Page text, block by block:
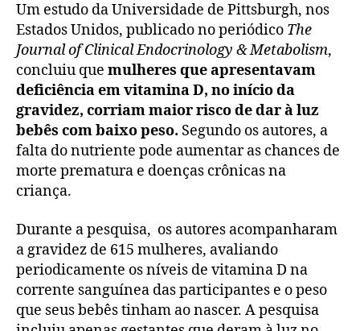
Um estudo da Universidade de Pittsburgh, nos
Estados Unidos, publicado no periódico The
Journal of Clinical Endocrinology & Metabolism,
concluiu que mulheres que apresentavam
deficiência em vitamina D, no início da
gravidez, corriam maior risco de dar à luz
bebês com baixo peso. Segundo os autores, a
falta do nutriente pode aumentar as chances de
morte prematura e doenças crônicas na
criança.
Durante a pesquisa, os autores acompanharam
a gravidez de 615 mulheres, avaliando
periodicamente os níveis de vitamina D na
corrente sanguínea das participantes e o peso
que seus bebês tinham ao nascer. A pesquisa